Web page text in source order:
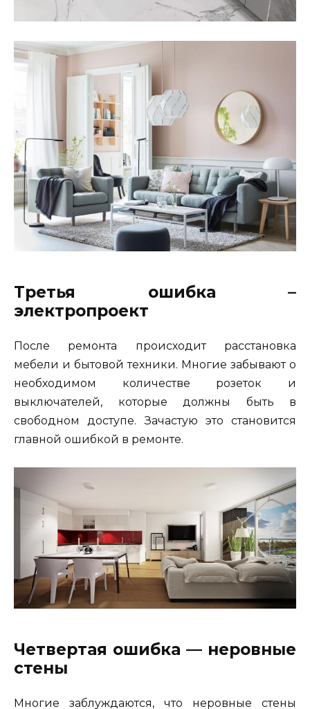
Третья ошибка –
электропроект
После ремонта происходит расстановка
мебели и бытовой техники. Многие забывают о
необходимом количестве розеток и
выключателей, которые должны быть в
свободном доступе. Зачастую это становится
главной ошибкой в ремонте.
Четвертая ошибка — неровные
стены
Многие заблуждаются, что неровные стены